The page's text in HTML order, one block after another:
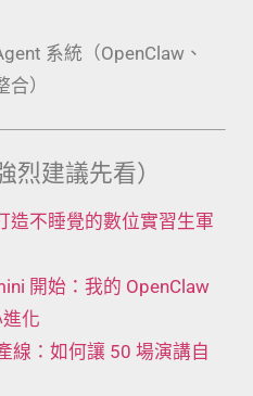
系統（OpenClaw、
）
烈建議先看）
造不睡覺的數位實習生軍
開始：我的 OpenClaw
化
線：如何讓 50 場演講自